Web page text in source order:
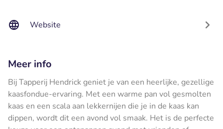
Website
Meer info
Bij Tapperij Hendrick geniet je van een heerlijke, gezellige
kaasfondue-ervaring. Met een warme pan vol gesmolten
kaas en een scala aan lekkernijen die je in de kaas kan
dippen, wordt dit een avond vol smaak. Het is de perfecte